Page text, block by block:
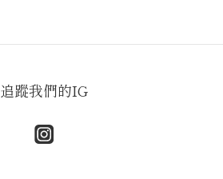
追蹤我們的IG